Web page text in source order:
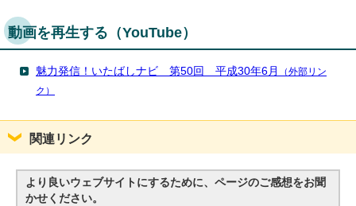
動画を再生する（YouTube）
魅力発信！いたばしナビ 第50回 平成30年6月
（外部リン
ク）
関連リンク
より良いウェブサイトにするために、ページのご感想をお聞
かせください。